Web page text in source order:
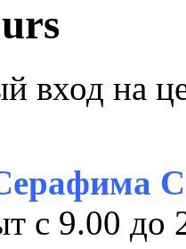
вход на
с 9.00 до